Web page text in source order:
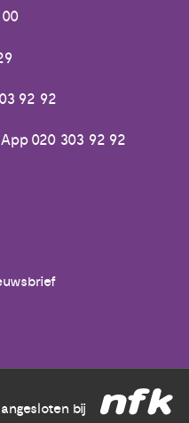
92 92
020 303 92 92
bij